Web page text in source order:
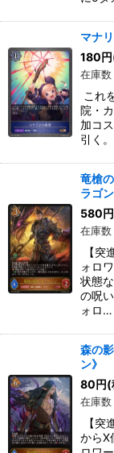
マナ
180円
在庫
これ
院・
加コ
引く。
竜槍
ラゴン
580円
在庫
【突
ォロ
状態
の呪
ォロ…
森の
ン》
80円(
在庫
【突
からX